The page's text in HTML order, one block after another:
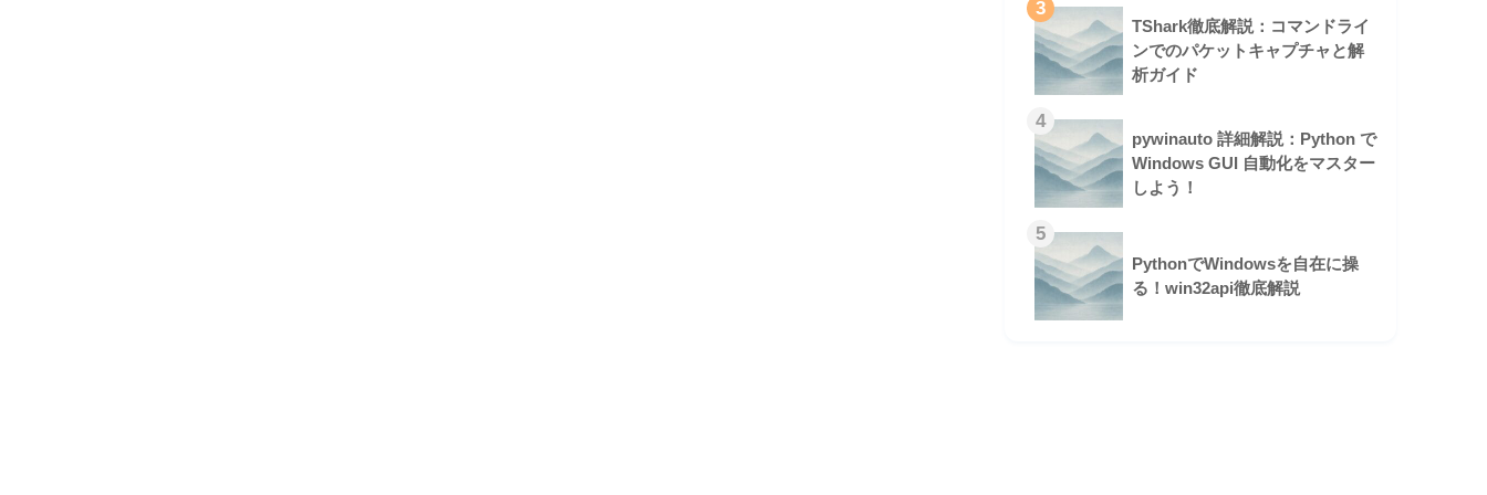
3
TShark徹底解説：コマンドライ
ンでのパケットキャプチャと解
析ガイド
4
pywinauto 詳細解説：Python で
Windows GUI 自動化をマスター
しよう！
5
PythonでWindowsを自在に操
る！win32api徹底解説